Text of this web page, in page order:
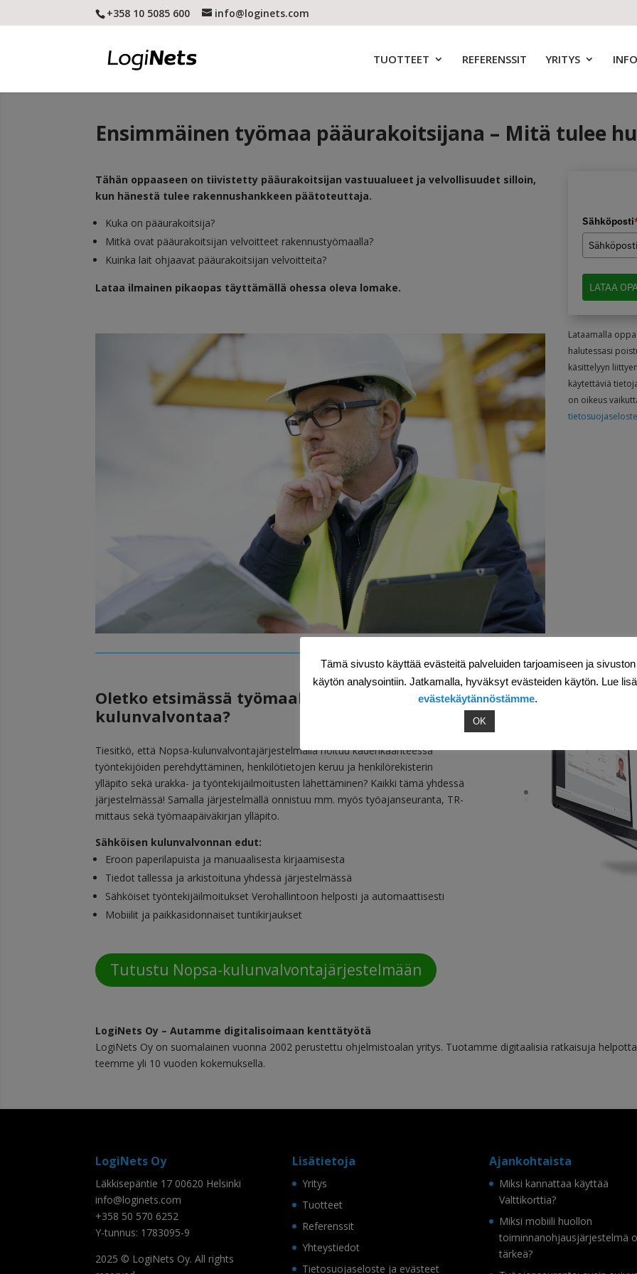
+358 10 5085 600 info@loginets.com
TUOTTEET REFERENSSIT YRITYS
Ensimmäinen työmaa pääurakoitsijana – Mitä tulee
Tähän oppaaseen on tiivistetty pääurakoitsijan vastuualueet ja velvollisuudet silloin,
kun hänestä tulee rakennushankkeen päätoteuttaja.
Kuka on pääurakoitsija?
Mitkä ovat pääurakoitsijan velvoitteet rakennustyömaalla?
Kuinka lait ohjaavat pääurakoitsijan velvoitteita?
Lataa ilmainen pikaopas täyttämällä ohessa oleva lomake.
Sähköposti
LATAA
Lataamalla
halutessasi
käsittelyyn
käytettäviä
on oikeus
Oletko etsimässä työmaallesi sähköistä
kulunvalvontaa?
Tiesitkö, että Nopsa-kulunvalvontajärjestelmällä hoituu kädenkäänteessä
työntekijöiden perehdyttäminen, henkilötietojen keruu ja henkilörekisterin
ylläpito sekä urakka- ja työntekijäilmoitusten lähettäminen? Kaikki tämä yhdessä
järjestelmässä! Samalla järjestelmällä onnistuu mm. myös työajanseuranta, TR-
mittaus sekä työmaapäiväkirjan ylläpito.
Sähköisen kulunvalvonnan edut:
Eroon paperilapuista ja manuaalisesta kirjaamisesta
Tiedot tallessa ja arkistoituna yhdessä järjestelmässä
Sähköiset työntekijäilmoitukset Verohallintoon helposti ja automaattisesti
Mobiilit ja paikkasidonnaiset tuntikirjaukset
Tutustu Nopsa-kulunvalvontajärjestelmään
LogiNets Oy – Autamme digitalisoimaan kenttätyötä
LogiNets Oy on suomalainen vuonna 2002 perustettu ohjelmistoalan yritys. Tuotamme digitaalisia ratkaisuja
teemme yli 10 vuoden kokemuksella.
LogiNets Oy
Läkkisepäntie 17 00620 Helsinki
info@loginets.com
+358 50 570 6252
Y-tunnus: 1783095-9
2025 © LogiNets Oy. All rights
Lisätietoja
Yritys
Tuotteet
Referenssit
Yhteystiedot
Tietosuojaseloste ja evästeet
Ajankohtaista
Miksi kannattaa käyttää
Valttikorttia?
Miksi mobiili huollon
toiminnanohjausjärjestelmä
tärkeä?
Tämä sivusto käyttää evästeitä palveluiden tarjoamiseen ja sivuston
käytön analysointiin. Jatkamalla, hyväksyt evästeiden käytön. Lue
evästekäytännöstämme.
OK